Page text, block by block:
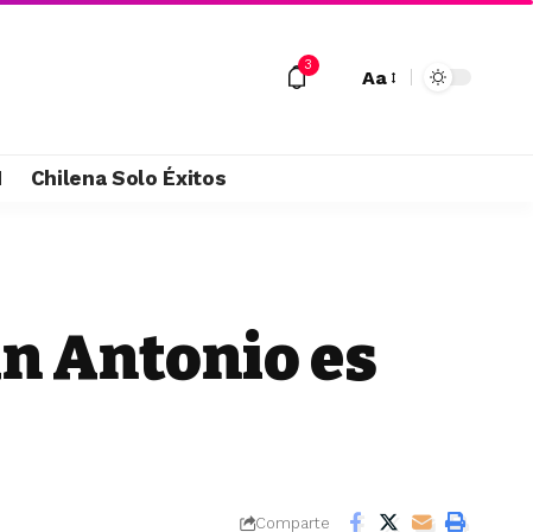
3
Aa
Chilena Solo Éxitos
Antonio es
Comparte